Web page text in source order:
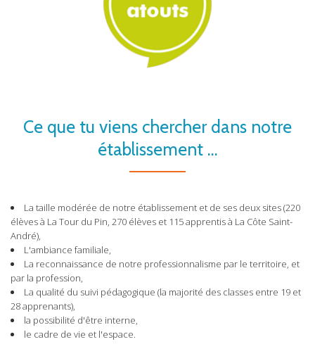
Ce que tu viens chercher dans notre
établissement ...
La taille modérée de notre établissement et de ses deux sites (220
élèves à La Tour du Pin, 270 élèves et 115 apprentis à La Côte Saint-
André),
L'ambiance familiale,
La reconnaissance de notre professionnalisme par le territoire, et
par la profession,
La qualité du suivi pédagogique (la majorité des classes entre 19 et
28 apprenants),
la possibilité d'être interne,
le cadre de vie et l'espace.